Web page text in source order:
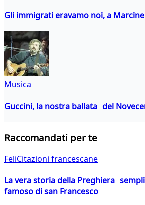
Gli immigrati eravamo noi, a
Musica
Guccini, la nostra ballata del
Raccomandati per te
FeliCitazioni francescane
La vera storia della Preghiera
famoso di san Francesco